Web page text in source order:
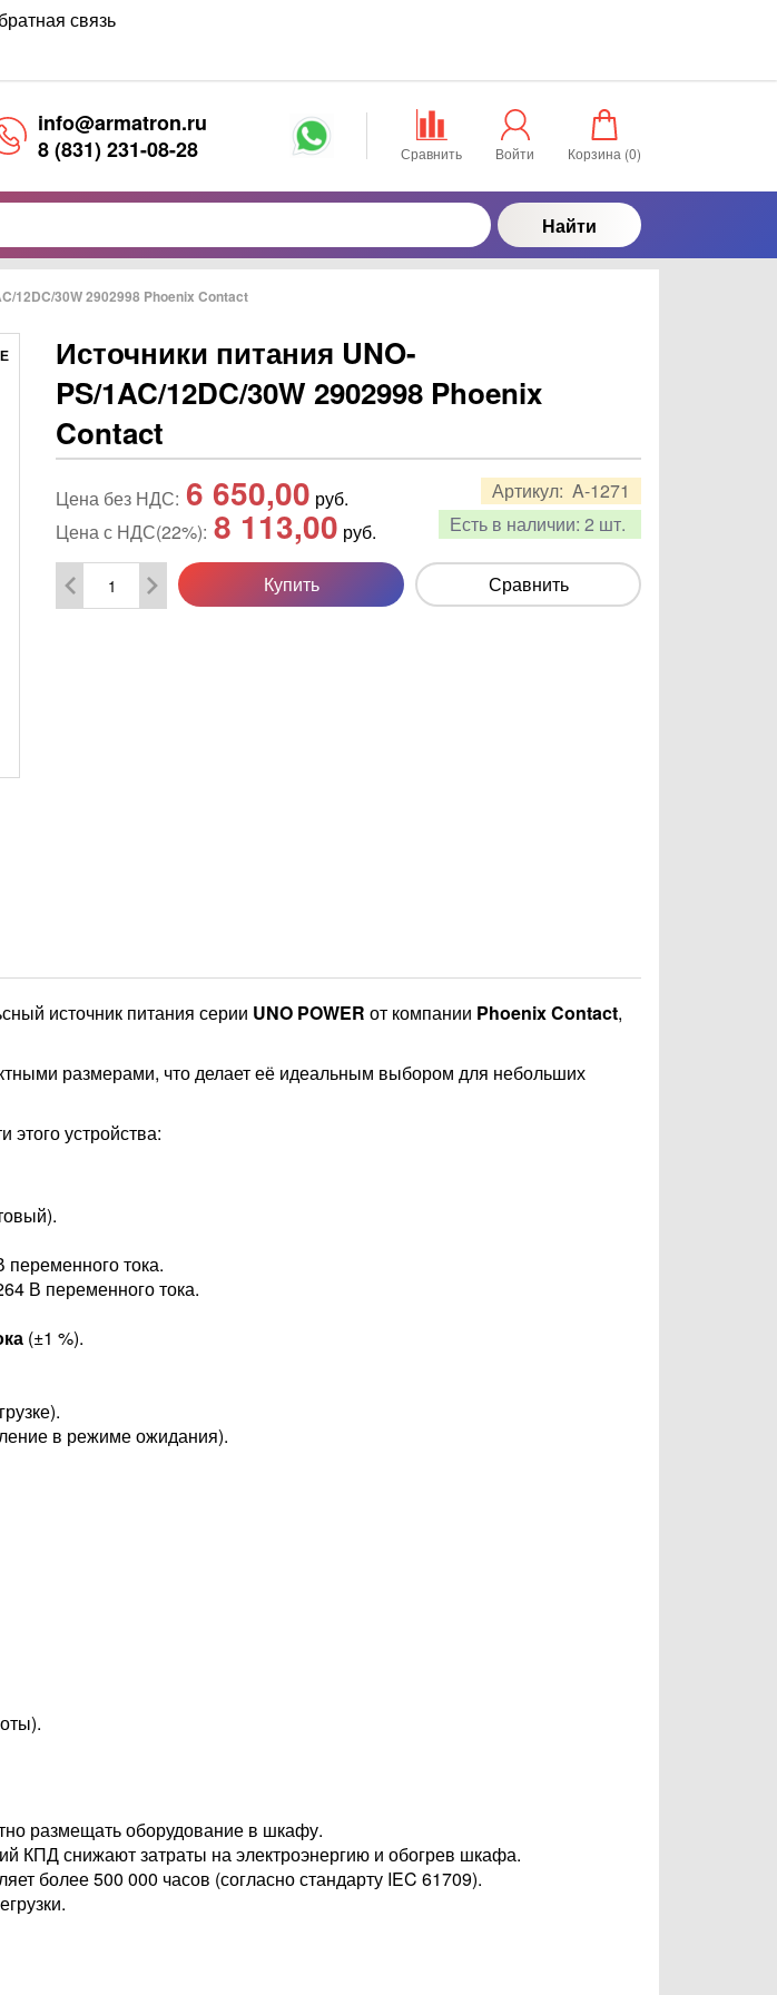
связь
info@armatron.ru
8 (831) 231-08-28
Сравнить Войти Корзина (0)
Найти
12DC/30W 2902998 Phoenix Contact
Источники питания UNO-
PS/1AC/12DC/30W 2902998 Phoenix
Contact
Артикул: A-1271
Есть в наличии: 2 шт.
Цена без НДС: 6 650,00 руб.
Цена с НДС(22%): 8 113,00 руб.
Купить Сравнить
источник питания серии UNO POWER от компании Phoenix Contact,
размерами, что делает её идеальным выбором для небольших
устройства:
тока.
В переменного тока.
(±1 %).
в режиме ожидания).
размещать оборудование в шкафу.
КПД снижают затраты на электроэнергию и обогрев шкафа.
более 500 000 часов (согласно стандарту IEC 61709).